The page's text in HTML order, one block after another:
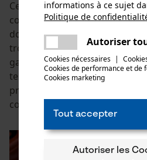
Cependant, ce dont nombre
conscients : la protection
doigt ne presse plus la
tronçonneuse est en fin de
gaz dans un pantalon anti-
temps" n'est pas possible. Mais
protection anti-coupures peut
considérablement la gravité
informations à ce sujet
Politique de
Autoriser
Cookies nécessaires |
Cookies de performance et de
Cookies marketing
Tout accepter
Autoriser les
Une erreur s'est
essayer encore.
partager
partager
mail